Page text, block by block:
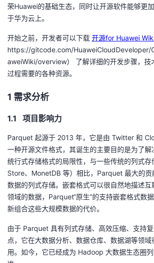
者
我
的
我
坛
圈
子
的
直
播
我
的
活
动
我
的
关
注
我
的
开
发
我
的
Programs
我
的
荣Huawei的基础生态，同时让开源软件能够更
于华为云上。
开始之前，开发者可以下载 开源for Huawei
https://gitcode.com/HuaweiCloudDeveloper/
aweiWiki/overview） 了解详细的开发步骤，技
过程需要的各种资源。
1 需求分析
1.1 项目影响力
Parquet 起源于 2013 年，它是由 Twitter 和
一种开源文件格式，其诞生的主要目的是为了
统行式存储格式的局限性，与一些传统的列式存
Store、 MonetDB 等）相比， Parquet 最大的贡
数据的列式存储。嵌套格式可以很自然地描述
领域的数据， Parquet“原生”的支持嵌套格式数
新组合这些大规模数据的代价。
由于 Parquet 具有列式存储、高效压缩、支持
点，它在大数据分析、数据仓库、数据湖等领
用。如今，它已经成为 Hadoop 大数据生态圈